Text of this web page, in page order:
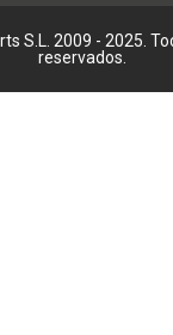
S.L. 2009 - 2025.
reservados.